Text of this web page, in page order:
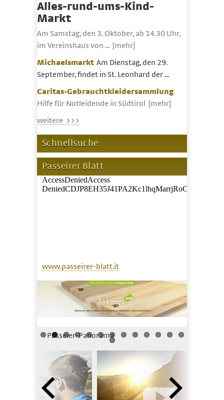
Alles-rund-ums-Kind-
Markt
Am Samstag, den 3. Oktober, ab 14.30 Uhr,
im Vereinshaus von ... [mehr]
Michaelsmarkt Am Dienstag, den 29.
September, findet in St. Leonhard der ...
Caritas-Gebrauchtkleidersammlung
Hilfe für Notleidende in Südtirol
[mehr]
weitere >>>
Schnellsuche
Passeirer Blatt
www.passeirer-blatt.it
Passeier-Panorama